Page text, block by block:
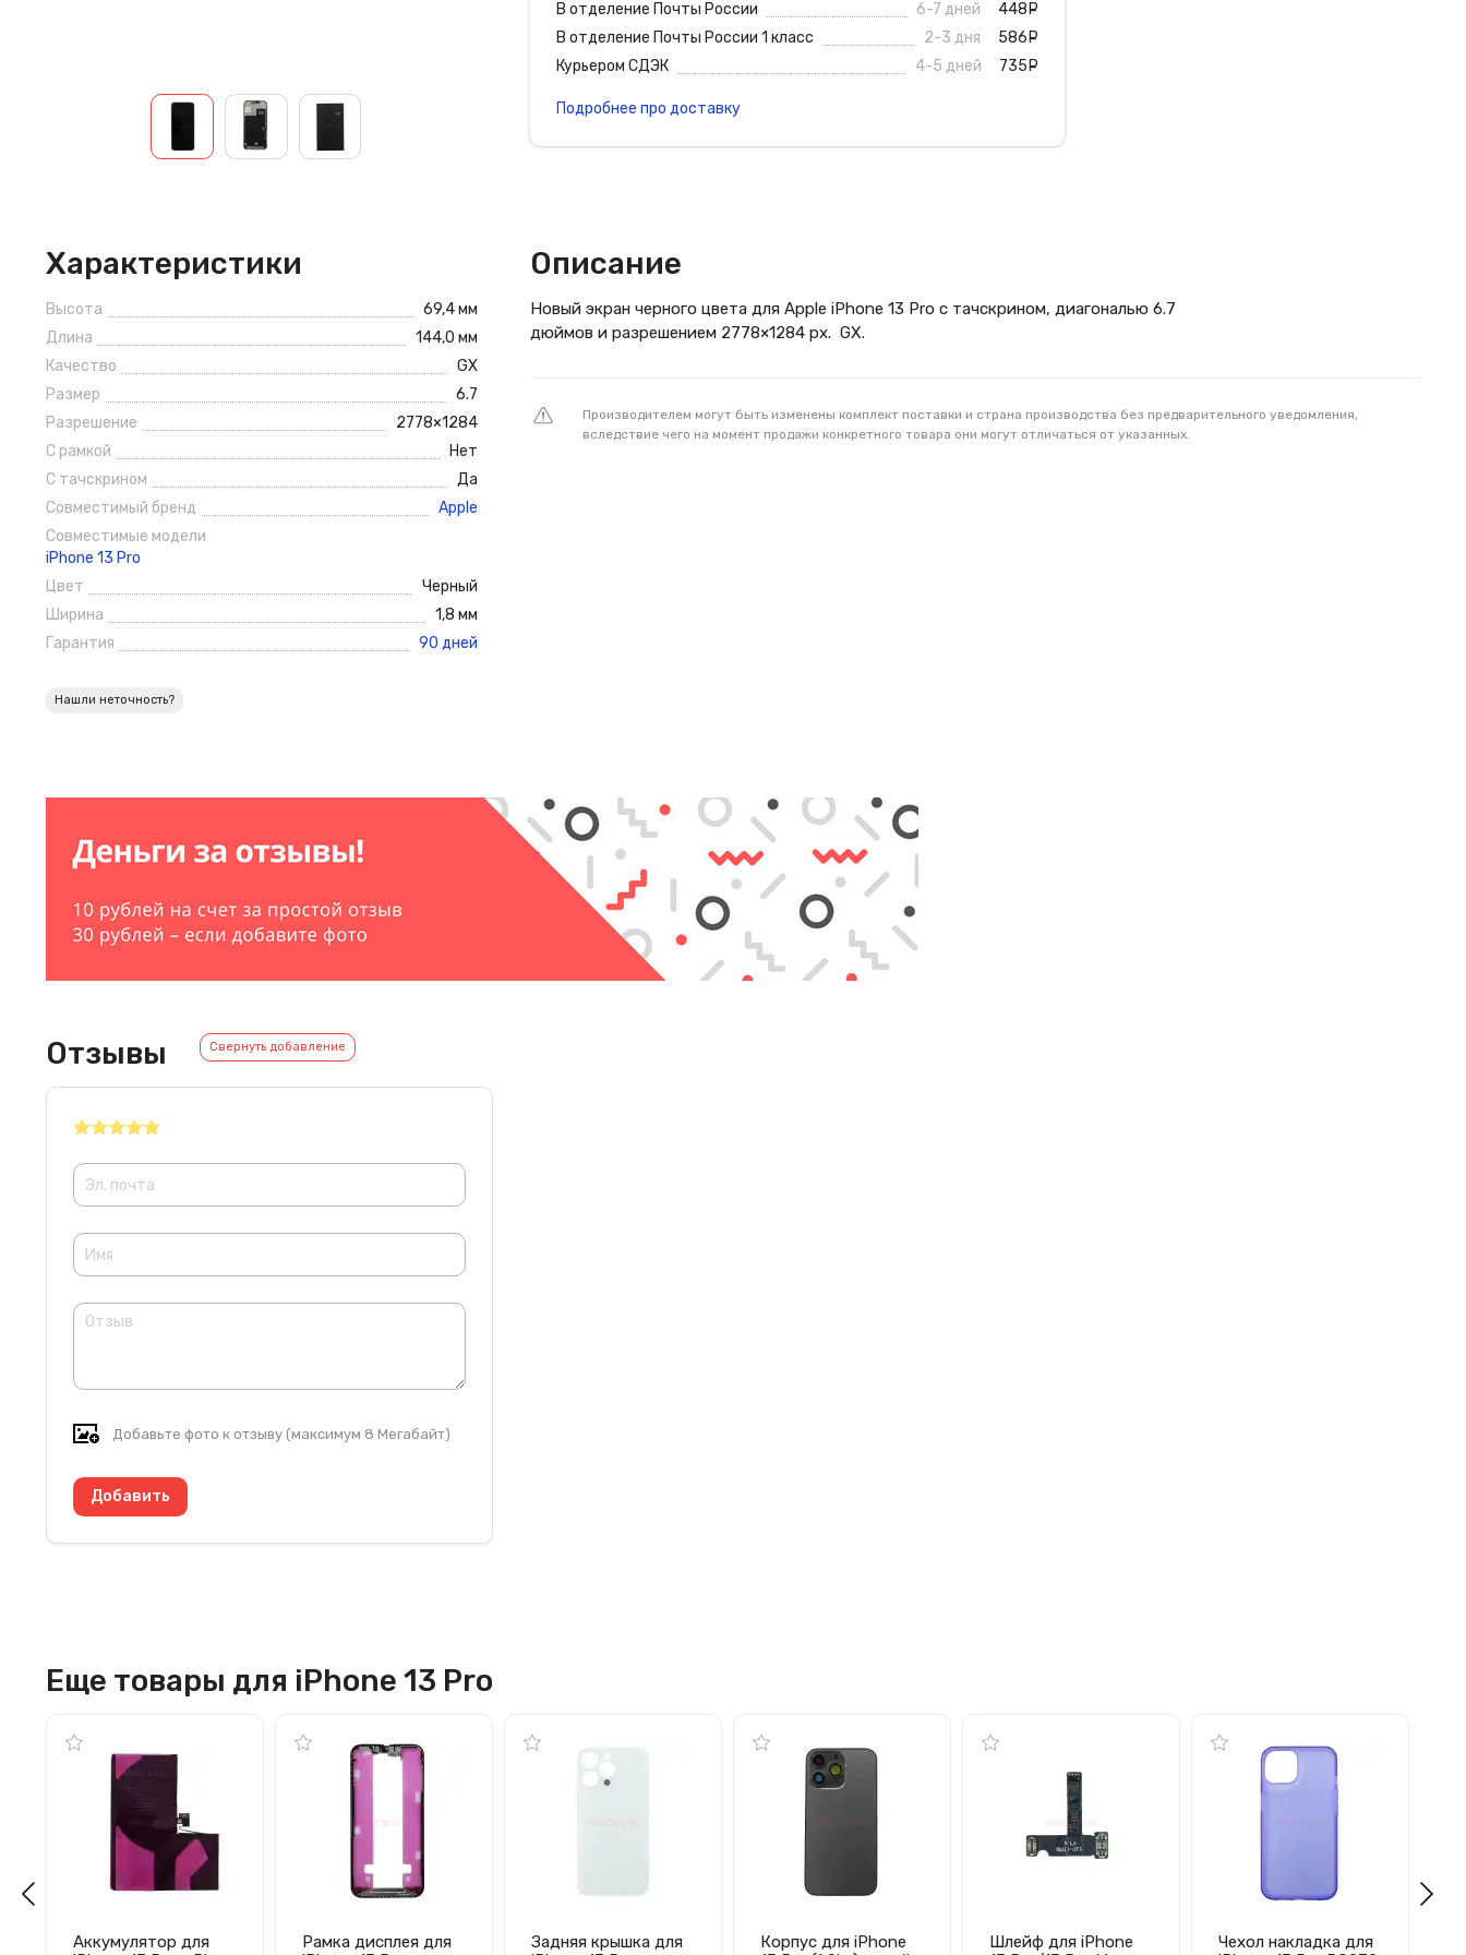
В отделение Почты России
6-7 дней 448
В отделение Почты России 1 класс
2-3 дня 586
Курьером СДЭК
4-5 дней 735
Подробнее про доставку
Характеристики
Высота
69,4 мм
Длина
144,0 мм
Качество
GX
Размер
6.7
Разрешение
2778×1284
С рамкой
Нет
С тачскрином
Да
Совместимый бренд
Apple
Совместимые модели
iPhone 13 Pro
Цвет
Черный
Ширина
1,8 мм
Гарантия
90 дней
Нашли неточность?
Описание
Новый экран черного цвета для Apple iPhone 13 Pro с тачскрином, диагональю 6.7
дюймов и разрешением 2778×1284 px. GX.
Производителем могут быть изменены комплект поставки и страна производства без предварительного уведомления,
вследствие чего на момент продажи конкретного товара они могут отличаться от указанных.
Отзывы Свернуть добавление
Добавьте фото к отзыву (максимум 8 Мегабайт)
Еще товары для iPhone 13 Pro
Аккумулятор для
Рамка дисплея для
Задняя крышка для
Корпус для iPhone
Шлейф для iPhone
Чехол накладка для